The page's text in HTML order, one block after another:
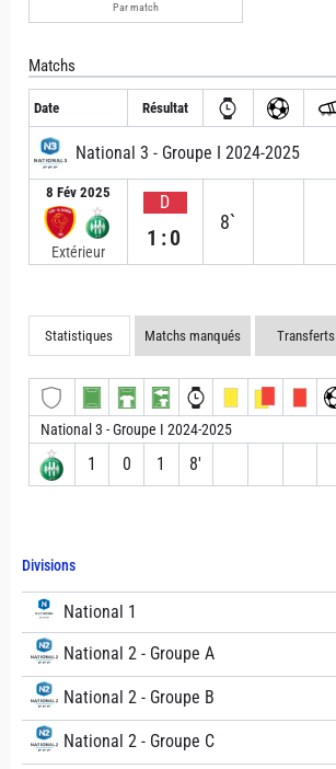
Divisions
National 1
National 2 - Groupe A
National 2 - Groupe B
National 2 - Groupe C
Par match
Matchs
Date Résultat
National 3 - Groupe I 2024-2025
8 Fév 2025
Extérieur
D
1:0
8`
Statistiques Matchs manqués Transferts
National 3 - Groupe I 2024-2025
1 0 1 8′